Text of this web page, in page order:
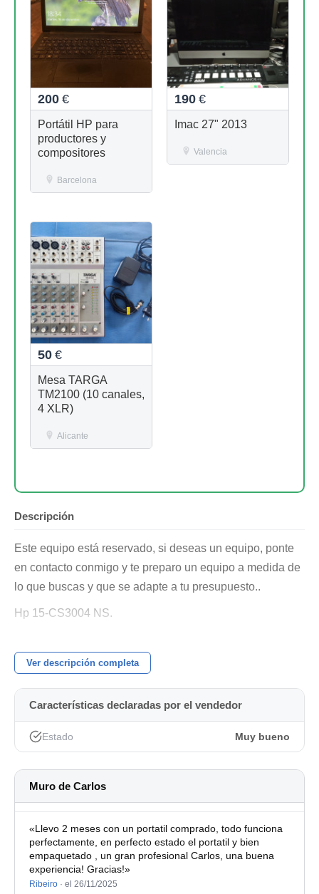
200 €
Portátil HP para
productores y
compositores
Barcelona
190 €
Imac 27" 2013
Valencia
50 €
Mesa TARGA
TM2100 (10 canales,
4 XLR)
Alicante
Descripción
Este equipo está reservado, si deseas un equipo, ponte
en contacto conmigo y te preparo un equipo a medida de
lo que buscas y que se adapte a tu presupuesto..
Hp 15-CS3004 NS.
Procesador Intel i7-1065G7 con gráfica integrada Intel Iris
MX250 de 2 GB DDR5 y 8 GB dedicados.
Almacenamiento SSD NVMe 250 GB+HDD 1 TB.
LAN. X1 Combo Jack Audio.
Conectividad Wifi y Bluetooth.
Batería: Duración media de 3 horas.
Sistema Operativo: Windows 11+ Office 2021. Instalación
nueva y limpia.
Ver descripción completa
Características declaradas por el vendedor
Estado Muy bueno
Muro de Carlos
«Llevo 2 meses con un portatil comprado, todo funciona
perfectamente, en perfecto estado el portatil y bien
empaquetado , un gran profesional Carlos, una buena
experiencia! Gracias!»
Ribeiro · el 26/11/2025